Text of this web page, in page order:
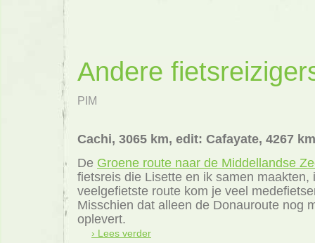
Andere
PIM
Cachi, 3065 km, edit: Cafayate, 4267 km
De Groene route naar de Middellandse
fietsreis die Lisette en ik samen maakten,
veelgefietste route kom je veel
Misschien dat alleen de Donauroute nog
oplevert.
› Lees verder